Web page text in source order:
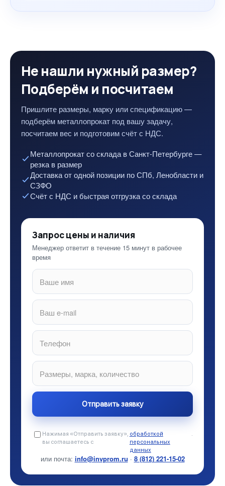
Не нашли нужный размер?
Подберём и посчитаем
Пришлите размеры, марку или спецификацию —
подберём металлопрокат под вашу задачу,
посчитаем вес и подготовим счёт с НДС.
Металлопрокат со склада в Санкт-Петербурге —
резка в размер
Доставка от одной позиции по СПб, Ленобласти и
СЗФО
Счёт с НДС и быстрая отгрузка со склада
Запрос цены и наличия
Менеджер ответит в течение 15 минут в рабочее
время
Нажимая «Отправить заявку»,
вы соглашаетесь с
обработкой
персональных
данных
.
или почта: info@invprom.ru · 8 (812) 221-15-02